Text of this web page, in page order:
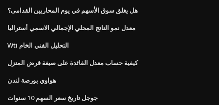
هل يغلق سوق الأسهم في يوم المحاربين القدامى؟
معدل نمو الناتج المحلي الإجمالي الاسمي أستراليا
Wti التحليل الفني الخام
كيفية حساب معدل الفائدة على صيغة قرض المنزل
هواوي بورصة لندن
جوجل تاريخ سعر السهم 10 سنوات